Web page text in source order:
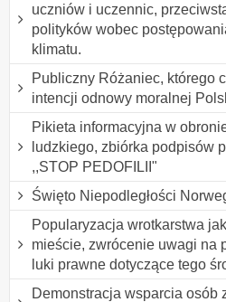
uczniów i uczennic,
polityków wobec
klimatu.
Publiczny Różaniec, którego
intencji odnowy moralnej
Pikieta informacyjna w
ludzkiego, zbiórka podpisów
,,STOP PEDOFILII"
Święto Niepodległości
Popularyzacja wrotkarstwa
mieście, zwrócenie uwagi na
luki prawne dotyczące tego
Demonstracja wsparcia osób